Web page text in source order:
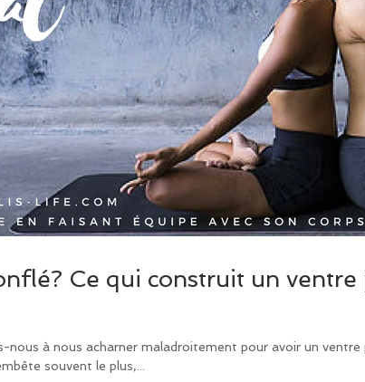
Ce qui construit un ventre
nous à nous acharner maladroitement pour avoir un ventre
souvent le plus,...